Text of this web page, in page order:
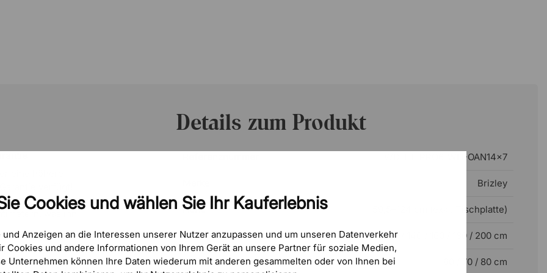
Cookies und wählen Sie Ihr Kauferlebnis
Anzeigen an die Interessen unserer Nutzer anzupassen und um unseren Datenverkehr
Cookies und andere Informationen von Ihrem Gerät an unsere Partner für soziale Medien,
Unternehmen können Ihre Daten wiederum mit anderen gesammelten oder von Ihnen bei
eine höhere
verfügt!
und eignet sich
was ihn
mit der Sie drei
Details zum Produkt
WD-ET-PRO6-WH-OAN14x7
Brizley
Höhe 59,5–124 cm (exkl. Tischplatte)
Breite 120 / 140 / 160 / 180 / 200 cm
Tiefe 60 / 70 / 80 cm